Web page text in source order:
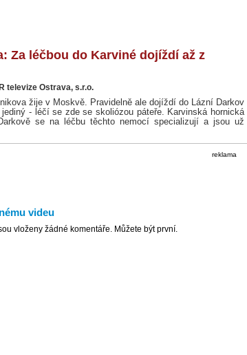
Za léčbou do Karviné dojíždí až z
televize Ostrava, s.r.o.
žije v Moskvě. Pravidelně ale dojíždí do Lázní Darkov
- léčí se zde se skoliózou páteře. Karvinská hornická
se na léčbu těchto nemocí specializují a jsou už
reklama
videu
vloženy žádné komentáře. Můžete být první.